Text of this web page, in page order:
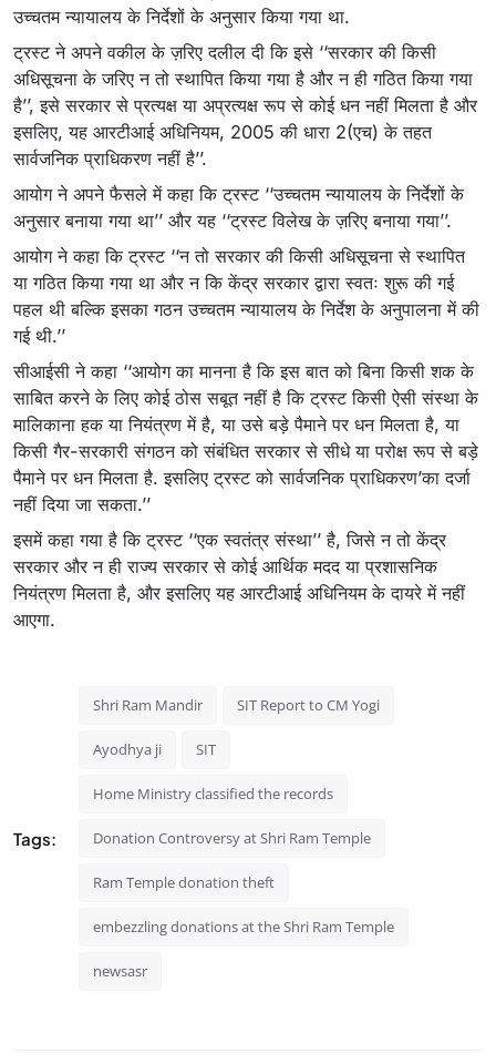
उच्चतम न्यायालय के निर्देशों के अनुसार किया गया था.
ट्रस्ट ने अपने वकील के ज़रिए दलील दी कि इसे ‘‘सरकार की किसी
अधिसूचना के जरिए न तो स्थापित किया गया है और न ही गठित किया गया
है’’, इसे सरकार से प्रत्यक्ष या अप्रत्यक्ष रूप से कोई धन नहीं मिलता है और
इसलिए, यह आरटीआई अधिनियम, 2005 की धारा 2(एच) के तहत
सार्वजनिक प्राधिकरण नहीं है’’.
आयोग ने अपने फैसले में कहा कि ट्रस्ट ‘‘उच्चतम न्यायालय के निर्देशों के
अनुसार बनाया गया था’’ और यह ‘‘ट्रस्ट विलेख के ज़रिए बनाया गया’’.
आयोग ने कहा कि ट्रस्ट ‘‘न तो सरकार की किसी अधिसूचना से स्थापित
या गठित किया गया था और न कि केंद्र सरकार द्वारा स्वतः शुरू की गई
पहल थी बल्कि इसका गठन उच्चतम न्यायालय के निर्देश के अनुपालना में की
गई थी.’’
सीआईसी ने कहा ‘‘आयोग का मानना ​​है कि इस बात को बिना किसी शक के
साबित करने के लिए कोई ठोस सबूत नहीं है कि ट्रस्ट किसी ऐसी संस्था के
मालिकाना हक या नियंत्रण में है, या उसे बड़े पैमाने पर धन मिलता है, या
किसी गैर-सरकारी संगठन को संबंधित सरकार से सीधे या परोक्ष रूप से बड़े
पैमाने पर धन मिलता है. इसलिए ट्रस्ट को सार्वजनिक प्राधिकरण’का दर्जा
नहीं दिया जा सकता.’’
इसमें कहा गया है कि ट्रस्ट ‘‘एक स्वतंत्र संस्था’’ है, जिसे न तो केंद्र
सरकार और न ही राज्य सरकार से कोई आर्थिक मदद या प्रशासनिक
नियंत्रण मिलता है, और इसलिए यह आरटीआई अधिनियम के दायरे में नहीं
आएगा.
Tags:
Shri Ram Mandir SIT Report to CM Yogi
Ayodhya ji SIT
Home Ministry classified the records
Donation Controversy at Shri Ram Temple
Ram Temple donation theft
embezzling donations at the Shri Ram Temple
newsasr